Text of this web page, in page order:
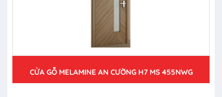
CỬA GỖ MELAMINE AN CƯỜNG H7 MS 455NWG